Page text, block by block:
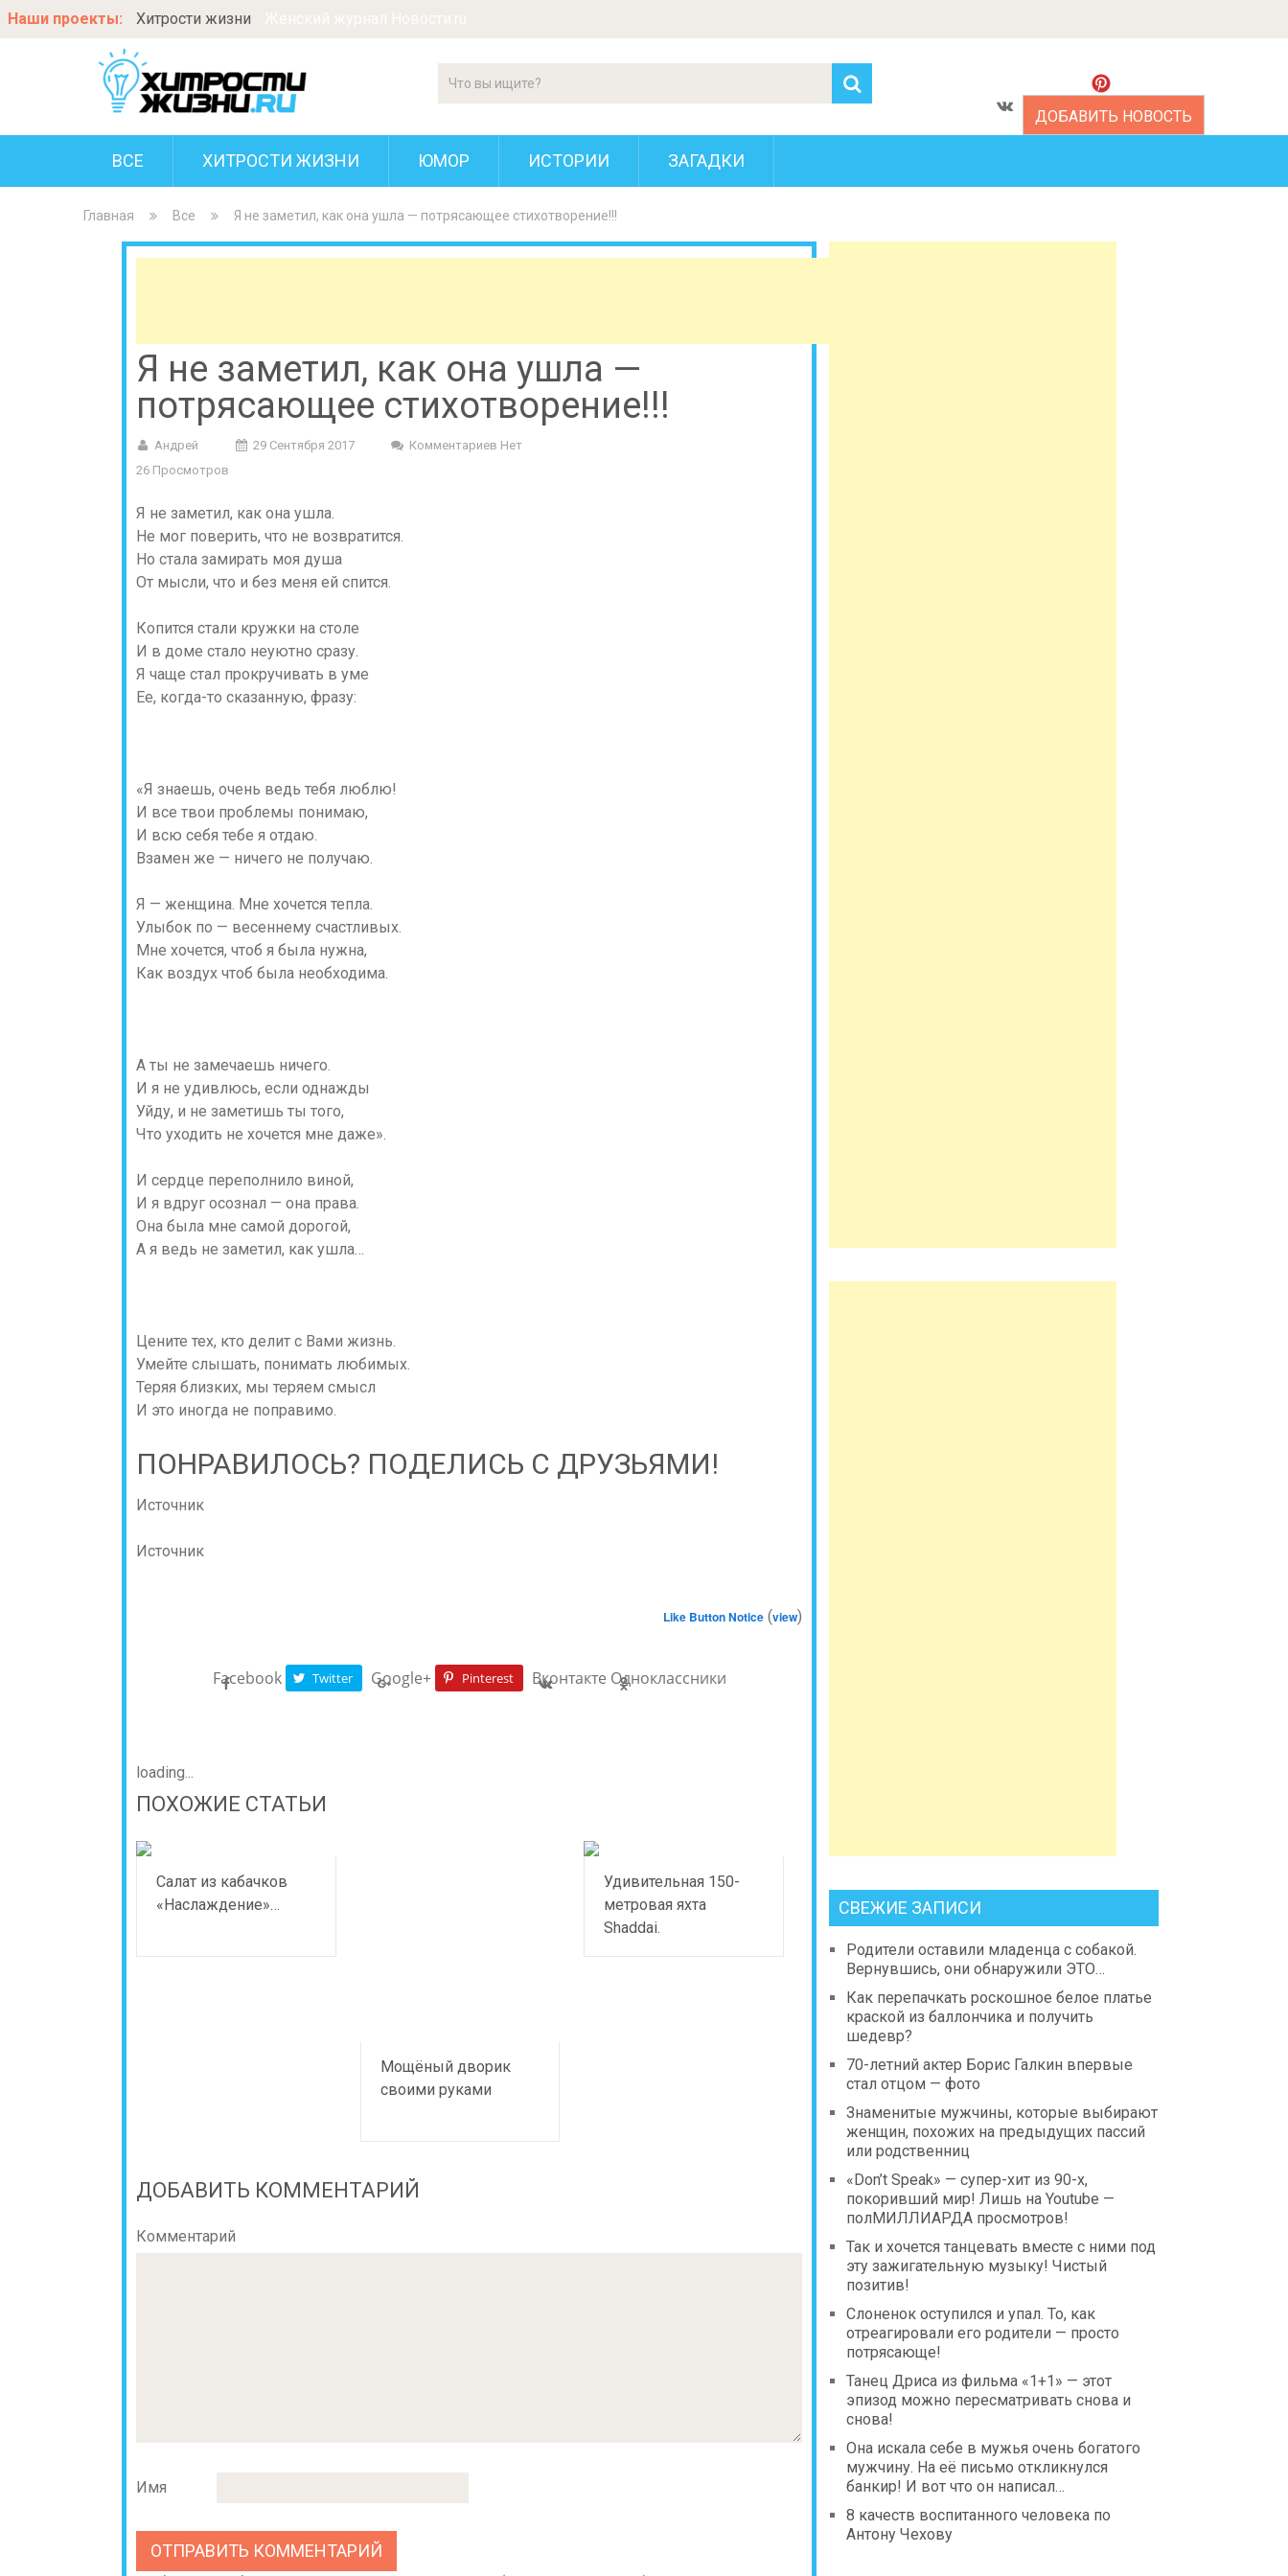
Наши проекты: Хитрости жизни
ДОБАВИТЬ НОВОСТЬ
ВСЕ ХИТРОСТИ ЖИЗНИ ЮМОР ИСТОРИИ ЗАГАДКИ
Главная Все Я не заметил, как она ушла — потрясающее стихотворение!!!
Я не заметил, как она ушла —
потрясающее стихотворение!!!
Андрей 29 Сентября 2017
Комментариев Нет
26 Просмотров
Я не заметил, как она ушла.
Не мог поверить, что не возвратится.
Но стала замирать моя душа
От мысли, что и без меня ей спится.
Копится стали кружки на столе
И в доме стало неуютно сразу.
Я чаще стал прокручивать в уме
Ее, когда-то сказанную, фразу:
«Я знаешь, очень ведь тебя люблю!
И все твои проблемы понимаю,
И всю себя тебе я отдаю.
Взамен же — ничего не получаю.
Я — женщина. Мне хочется тепла.
Улыбок по — весеннему счастливых.
Мне хочется, чтоб я была нужна,
Как воздух чтоб была необходима.
А ты не замечаешь ничего.
И я не удивлюсь, если однажды
Уйду, и не заметишь ты того,
Что уходить не хочется мне даже».
И сердце переполнило виной,
И я вдруг осознал — она права.
Она была мне самой дорогой,
А я ведь не заметил, как ушла…
Цените тех, кто делит с Вами жизнь.
Умейте слышать, понимать любимых.
Теряя близких, мы теряем смысл
И это иногда не поправимо.
ПОНРАВИЛОСЬ? ПОДЕЛИСЬ С ДРУЗЬЯМИ!
Источник
Источник
Like Button Notice (view)
Facebook Twitter Google+ Pinterest Вконтакте Одноклассники
loading...
ПОХОЖИЕ СТАТЬИ
Салат из кабачков
«Наслаждение»…
Мощёный дворик
своими руками
Удивительная 150-
метровая яхта
Shaddai.
ДОБАВИТЬ КОММЕНТАРИЙ
Комментарий
Имя
СВЕЖИЕ ЗАПИСИ
Родители оставили младенца с собакой.
Вернувшись, они обнаружили ЭТО…
Как перепачкать роскошное белое платье
краской из баллончика и получить
шедевр?
70-летний актер Борис Галкин впервые
стал отцом — фото
Знаменитые мужчины, которые выбирают
женщин, похожих на предыдущих пассий
или родственниц
«Don’t Speak» — супер-хит из 90-х,
покоривший мир! Лишь на Youtube —
полМИЛЛИАРДА просмотров!
Так и хочется танцевать вместе с ними под
эту зажигательную музыку! Чистый
позитив!
Слоненок оступился и упал. То, как
отреагировали его родители — просто
потрясающе!
Танец Дриса из фильма «1+1» — этот
эпизод можно пересматривать снова и
снова!
Она искала себе в мужья очень богатого
мужчину. На её письмо откликнулся
банкир! И вот что он написал…
8 качеств воспитанного человека по
Антону Чехову